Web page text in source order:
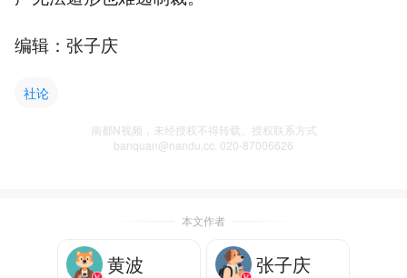
编辑：张子庆
社论
南都N视频，未经授权不得转载、授权联系方式
banquan@nandu.cc. 020-87006626
本文作者
黄波 张子庆